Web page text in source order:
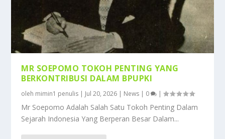
MR SOEPOMO TOKOH PENTING YANG
BERKONTRIBUSI DALAM BPUPKI
oleh mimin1 penulis | Jul 20, 2026 | News | 0 |
Mr Soepomo Adalah Salah Satu Tokoh Penting Dalam
Sejarah Indonesia Yang Berperan Besar Dalam...